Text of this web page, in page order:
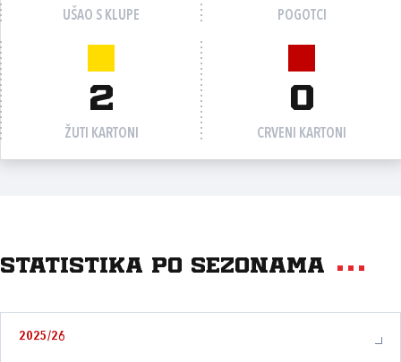
UŠAO S KLUPE POGOTCI
2
ŽUTI KARTONI
0
CRVENI KARTONI
Statistika po sezonama
2025/26